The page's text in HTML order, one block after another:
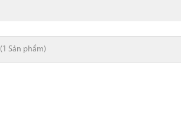
(1 Sản phẩm)